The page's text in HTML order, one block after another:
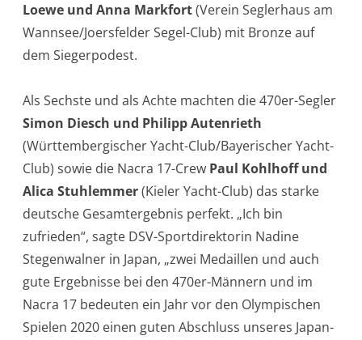
Loewe und Anna Markfort(Verein Seglerhaus am
Wannsee/Joersfelder Segel-Club) mit Bronze auf
dem Siegerpodest.
Als Sechste und als Achte machten die 470er-Segler
Simon Diesch und Philipp Autenrieth
(Württembergischer Yacht-Club/Bayerischer Yacht-
Club) sowie die Nacra 17-Crew Paul Kohlhoff und
Alica Stuhlemmer(Kieler Yacht-Club) das starke
deutsche Gesamtergebnis perfekt. „Ich bin
zufrieden“, sagte DSV-Sportdirektorin Nadine
Stegenwalner in Japan, „zwei Medaillen und auch
gute Ergebnisse bei den 470er-Männern und im
Nacra 17 bedeuten ein Jahr vor den Olympischen
Spielen 2020 einen guten Abschluss unseres Japan-